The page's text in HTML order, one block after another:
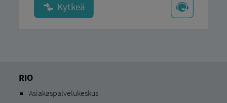
RIO
Asiakaspalvelukeskus